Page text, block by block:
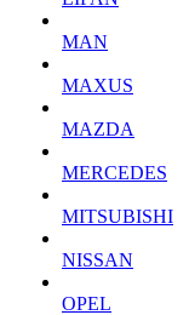
MAN
MAXUS
MAZDA
MERCEDES
MITSUBISHI
NISSAN
OPEL